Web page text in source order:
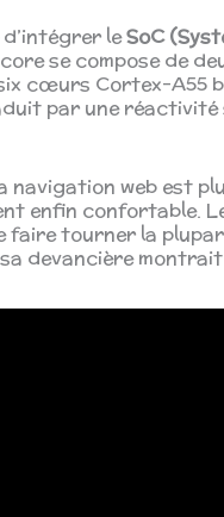
leSoC
se compose de
cœurs Cortex-A55
par une réactivité
navigation web est
enfin confortable.
faire tourner la
devancière